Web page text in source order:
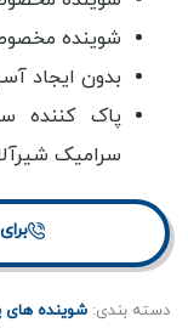
شوینده
بدون ایجاد
پاک کننده
سرامیک
دسته بندی: شوینده های